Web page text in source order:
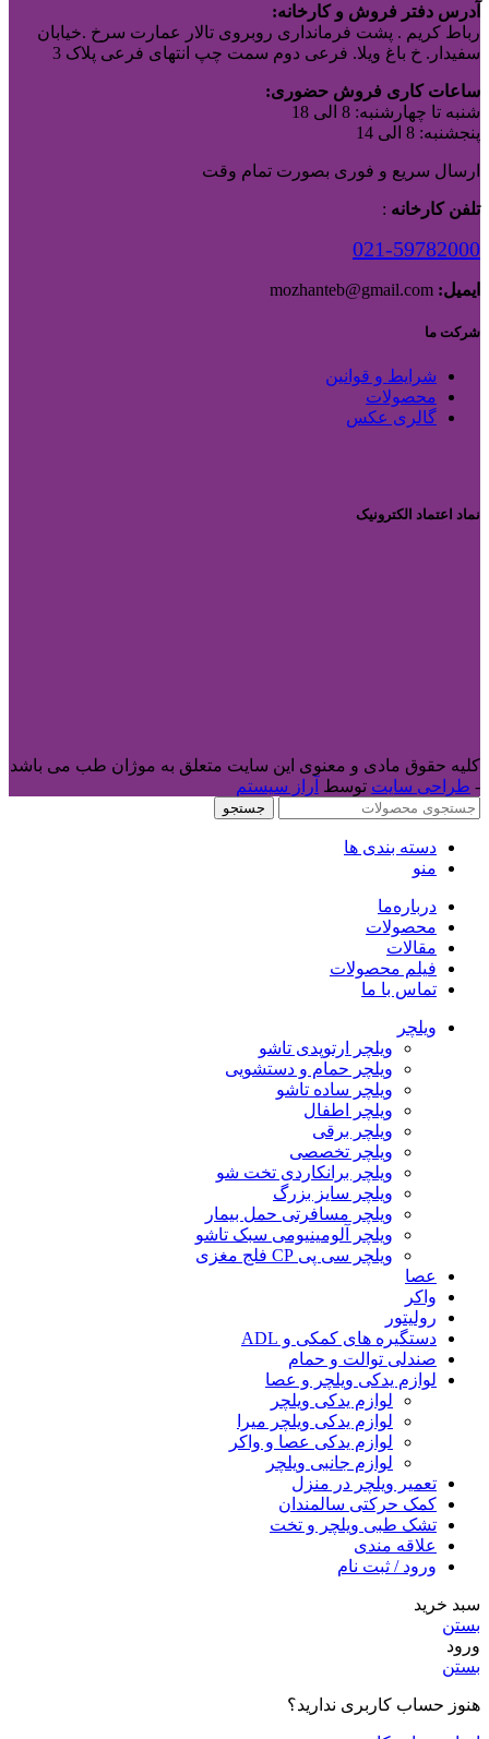
آدرس دفتر فروش و کارخانه:
رباط کریم . پشت فرمانداری روبروی تالار عمارت سرخ .خیابان
سفیدار. خ باغ ویلا. فرعی دوم سمت چپ انتهای فرعی پلاک 3
ساعات کاری فروش حضوری:
شنبه تا چهارشنبه: 8 الی 18
پنجشنبه: 8 الی 14
ارسال سریع و فوری بصورت تمام وقت
تلفن کارخانه :
021-59782000
ایمیل:
شرکت ما
شرایط و قوانین
محصولات
گالری عکس
نماد اعتماد الکترونیک
کلیه حقوق مادی و معنوی این سایت متعلق به موژان طب می باشد
- طراحی سایت توسط آراز سیستم
جستجو
دسته بندی ها
منو
درباره‌ما
محصولات
مقالات
فیلم محصولات
تماس با ما
ویلچر
ویلچر ارتوپدی تاشو
ویلچر حمام و دستشویی
ویلچر ساده تاشو
ویلچر اطفال
ویلچر برقی
ویلچر تخصصی
ویلچر برانکاردی تخت شو
ویلچر سایز بزرگ
ویلچر مسافرتی حمل بیمار
ویلچر آلومینیومی سبک تاشو
ویلچر سی پی CP فلج مغزی
عصا
واکر
رولیتور
دستگیره های کمکی و ADL
صندلی توالت و حمام
لوازم یدکی ویلچر و عصا
لوازم یدکی ویلچر
لوازم یدکی ویلچر میرا
لوازم یدکی عصا و واکر
لوازم جانبی ویلچر
تعمیر ویلچر در منزل
کمک حرکتی سالمندان
تشک طبی ویلچر و تخت
علاقه مندی
ورود / ثبت نام
سبد خرید
بستن
ورود
بستن
هنوز حساب کاربری ندارید؟